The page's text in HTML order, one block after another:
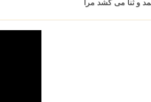
و ثنا می کَشد مرا